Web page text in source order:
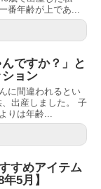
番年齢が上であ...
ですか？」と
ョン
に間違われるとい
出産しました。 子
りは年齢...
すめアイテム
5月】